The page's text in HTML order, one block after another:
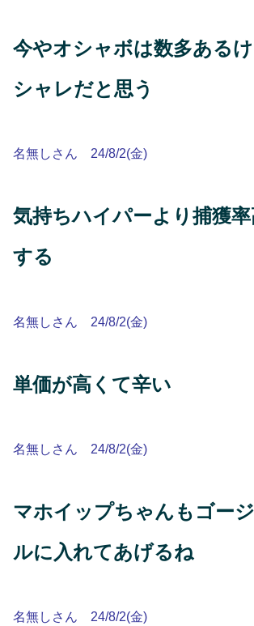
今やオシャボは数多ある
シャレだと思う
名無しさん 24/8/2(金)
気持ちハイパーより捕獲
する
名無しさん 24/8/2(金)
単価が高くて辛い
名無しさん 24/8/2(金)
マホイップちゃんもゴー
ルに入れてあげるね
名無しさん 24/8/2(金)